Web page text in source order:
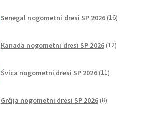
Senegal nogometni dresi SP 2026 16izdelkov
Kanada nogometni dresi SP 2026 12izdelkov
Švica nogometni dresi SP 2026 11izdelkov
Grčija nogometni dresi SP 2026 8izdelkov